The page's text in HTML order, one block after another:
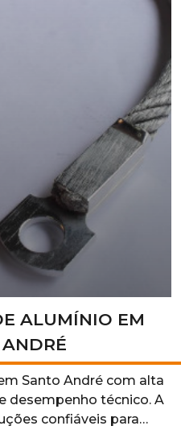
ALUMÍNIO EM
Santo André com alta
desempenho técnico. A
confiáveis para